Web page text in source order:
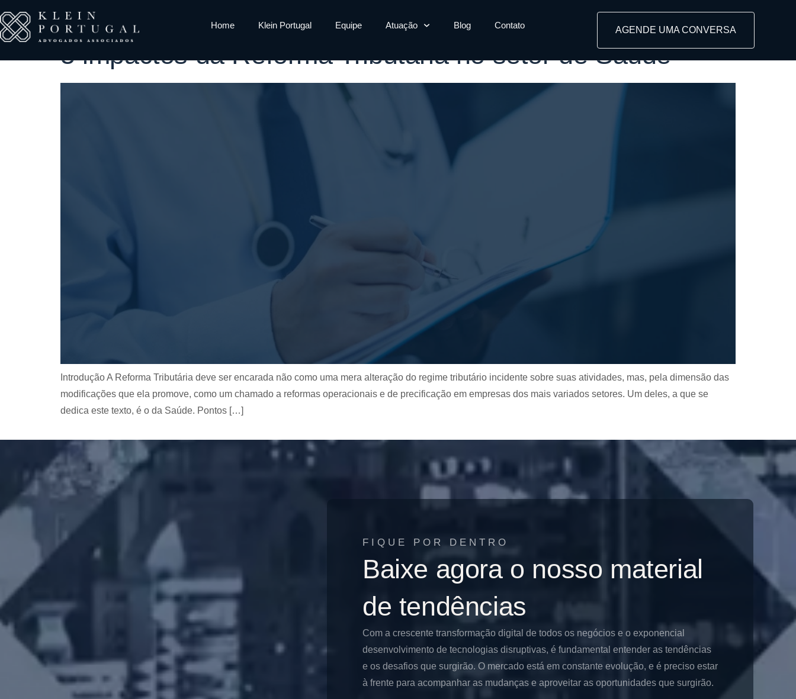
Home Klein Portugal Equipe Atuação Blog Contato AGENDE UMA CONVERSA
5 impactos da Reforma Tributária no setor de Saúde
Introdução A Reforma Tributária deve ser encarada não como uma mera alteração do regime tributário incidente sobre suas atividades, mas, pela dimensão das
modificações que ela promove, como um chamado a reformas operacionais e de precificação em empresas dos mais variados setores. Um deles, a que se
dedica este texto, é o da Saúde. Pontos […]
FIQUE POR DENTRO
Baixe agora o nosso material
de tendências
Com a crescente transformação digital de todos os negócios e o exponencial
desenvolvimento de tecnologias disruptivas, é fundamental entender as tendências
e os desafios que surgirão. O mercado está em constante evolução, e é preciso estar
à frente para acompanhar as mudanças e aproveitar as oportunidades que surgirão.